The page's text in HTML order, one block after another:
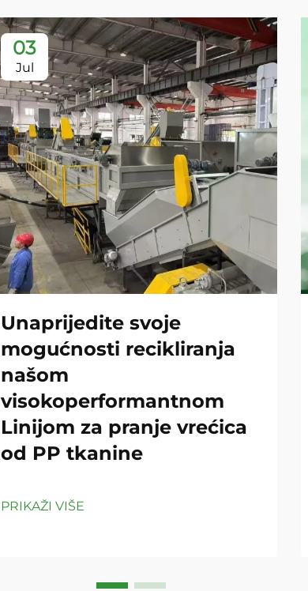
03
Jul
Unaprijedite svoje
mogućnosti recikliranja
našom
visokoperformantnom
Linijom za pranje vrećica
od PP tkanine
PRIKAŽI VIŠE